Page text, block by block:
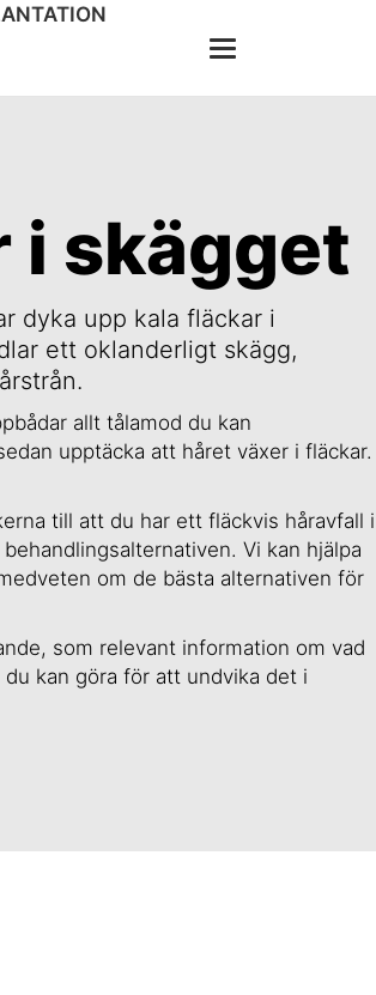
i skägget
dyka upp kala fläckar i
ett oklanderligt skägg,
allt tålamod du kan
upptäcka att håret växer i fläckar.
till att du har ett fläckvis håravfall i
Vi kan hjälpa
om de bästa alternativen för
som relevant information om vad
kan göra för att undvika det i